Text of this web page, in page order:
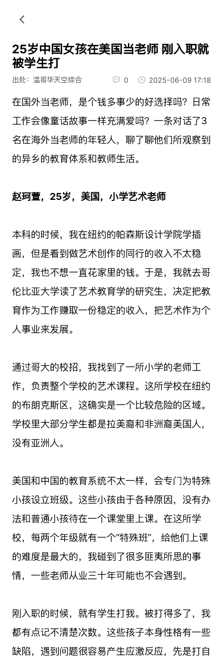
25岁中国女孩在美国当老师 刚入职就
被学生打
出处：温哥华天空综合 0 2025-06-09 17:18
在国外当老师，是个钱多事少的好选择吗？日常
工作会像童话故事一样充满爱吗？一条对话了3
名在海外当老师的年轻人，聊了聊他们所观察到
的异乡的教育体系和教师生活。
赵珂萱，25岁，美国，小学艺术老师
本科的时候，我在纽约的帕森斯设计学院学插
画，但是看到做艺术创作的同行的收入不太稳
定，我也不想一直花家里的钱。于是，我就去哥
伦比亚大学读了艺术教育学的研究生，决定把教
育作为工作赚取一份稳定的收入，把艺术作为个
人事业来发展。
通过哥大的校招，我找到了一所小学的老师工
作，负责整个学校的艺术课程。这所学校在纽约
的布朗克斯区，这确实是一个比较危险的区域。
学校里大部分学生都是拉美裔和非洲裔美国人，
没有亚洲人。
美国和中国的教育系统不太一样，会专门为特殊
小孩设立班级。这些小孩由于各种原因，没有办
法和普通小孩待在一个课堂里上课。在这所学
校，每两个年级就有一个“特殊班”，给他们上课
的难度是最大的，我碰到了很多匪夷所思的事
情，一些老师从业三十年可能也不会遇到。
刚入职的时候，就有学生打我。被打得多了，我
都有点记不清楚次数。这些孩子本身性格有一些
缺陷，遇到问题很容易产生应激反应，先是打自